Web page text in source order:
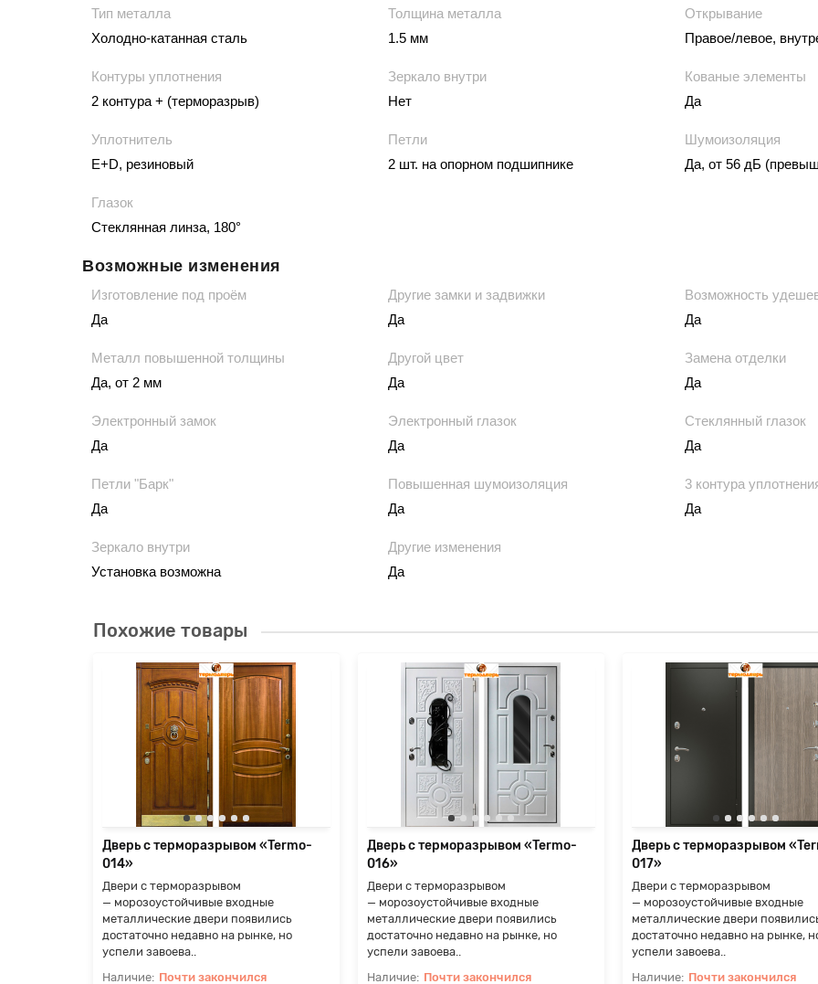
Тип металла
Холодно-катанная сталь
Толщина металла
1.5 мм
Открывание
Правое/левое,
Контуры уплотнения
2 контура + (терморазрыв)
Зеркало внутри
Нет
Кованые элементы
Да
Уплотнитель
E+D, резиновый
Петли
2 шт. на опорном подшипнике
Шумоизоляция
Да, от 56 дБ
Глазок
Стеклянная линза, 180°
Возможные изменения
Изготовление под проём
Да
Другие замки и задвижки
Да
Возможность
Да
Металл повышенной толщины
Да, от 2 мм
Другой цвет
Да
Замена отделки
Да
Электронный замок
Да
Электронный глазок
Да
Стеклянный глазок
Да
Петли "Барк"
Да
Повышенная шумоизоляция
Да
3 контура
Да
Зеркало внутри
Установка возможна
Другие изменения
Да
Похожие товары
Дверь с терморазрывом «Termo-
014»
Двери с терморазрывом
— морозоустойчивые входные
металлические двери появились
достаточно недавно на рынке, но
успели завоева..
Почти закончился
Дверь с терморазрывом «Termo-
016»
Двери с терморазрывом
— морозоустойчивые входные
металлические двери появились
достаточно недавно на рынке, но
успели завоева..
Почти закончился
Дверь с терморазрывом
017»
Двери с терморазрывом
— морозоустойчивые входные
металлические двери
достаточно недавно на рынке,
успели завоева..
Почти закончился